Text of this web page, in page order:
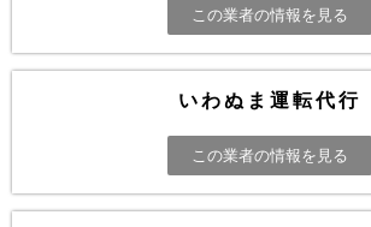
この業者の情報を見る
いわぬま運転代行
この業者の情報を見る